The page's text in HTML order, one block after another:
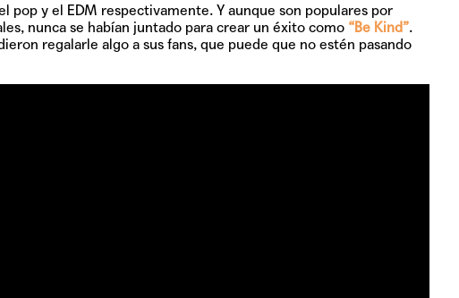
pop y el EDM respectivamente. Y aunque son populares por
nunca se habían juntado para crear un éxito como “Be Kind”.
regalarle algo a sus fans, que puede que no estén pasando
TAINY, adelantado a su
tiempo